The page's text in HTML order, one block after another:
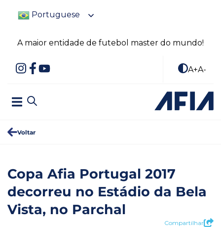
Portuguese
A maior entidade de futebol master do mundo!
A+A-
Voltar
Copa Afia Portugal 2017
decorreu no Estádio da Bela
Vista, no Parchal
Compartilhar